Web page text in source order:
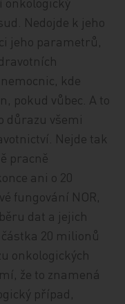
Nedojde k jeho
jeho parametrů,
kde
pokud vůbec. A to
důrazu všemi
Nejde tak
pracně
ani o 20
fungování NOR,
dat a jejich
20 milionů
onkologických
že to znamená
případ,